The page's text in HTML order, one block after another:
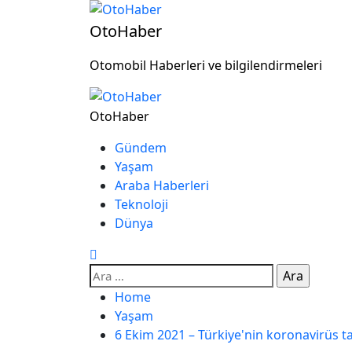
OtoHaber
Otomobil Haberleri ve bilgilendirmeleri
OtoHaber
Gündem
Yaşam
Araba Haberleri
Teknoloji
Dünya
Home
Yaşam
6 Ekim 2021 – Türkiye'nin koronavirüs